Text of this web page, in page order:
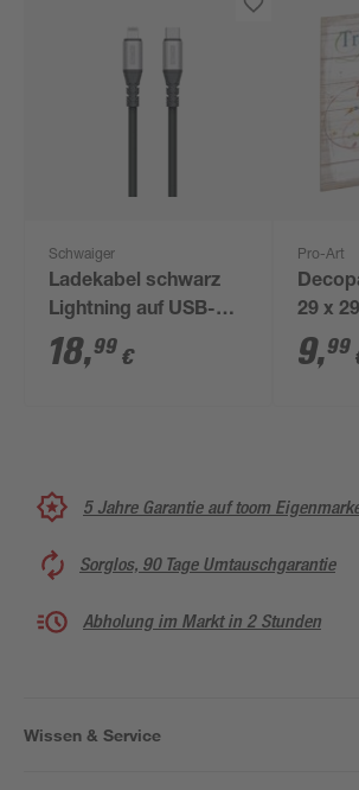
Schwaiger
Ladekabel schwarz
Lightning auf USB-C
1,2 m
18,99 €
Pro-Art
29 x
9,99
5 Jahre Garantie auf toom
Sorglos, 90 Tage Umtauschgarantie
Abholung im Markt in 2 Stunden
Wissen & Service